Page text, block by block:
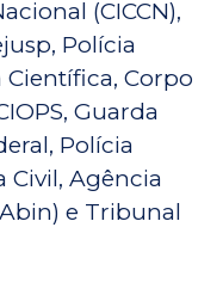
(CICCN),
Polícia
Científica, Corpo
Guarda
Polícia
Civil, Agência
e Tribunal